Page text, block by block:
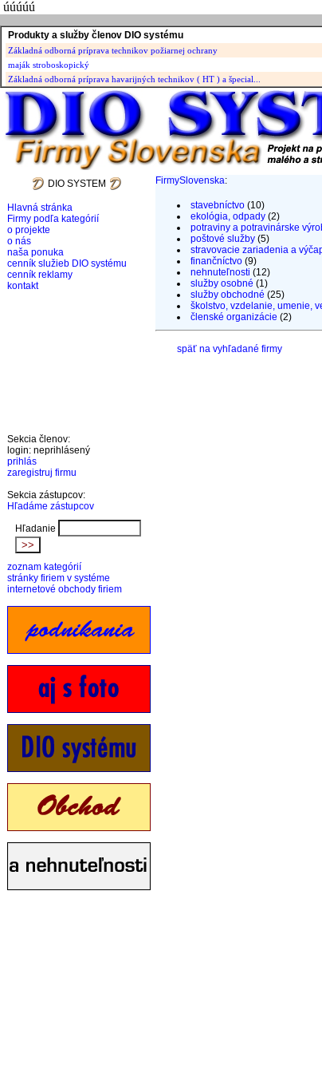
úúúúú
Produkty a služby členov DIO systému
Základná odborná príprava technikov požiarnej ochrany
maják stroboskopický
Základná odborná príprava havarijných technikov ( HT ) a špecial...
DIO SYSTEM
Hlavná stránka
Firmy podľa kategórií
o projekte
o nás
naša ponuka
cenník služieb DIO systému
cenník reklamy
kontakt
Sekcia členov:
login: neprihlásený
prihlás
zaregistruj firmu
Sekcia zástupcov:
Hľadáme zástupcov
Hľadanie
zoznam kategórií
stránky firiem v systéme
internetové obchody firiem
FirmySlovenska:
stavebníctvo (10)
ekológia, odpady (2)
potraviny a potravinárske
poštové služby (5)
stravovacie zariadenia a
finančníctvo (9)
nehnuteľnosti (12)
služby osobné (1)
služby obchodné (25)
školstvo, vzdelanie, umenie,
členské organizácie (2)
späť na vyhľadané firmy